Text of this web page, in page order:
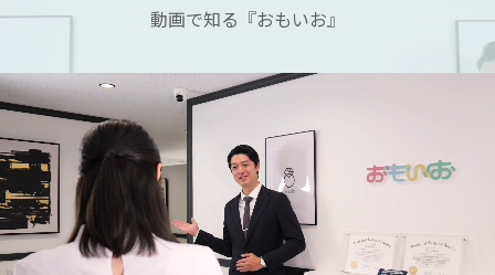
動画で知る『おもいお』